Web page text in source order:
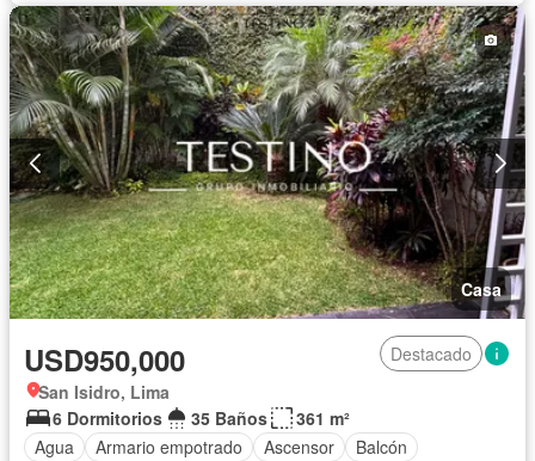
Parcialmente amoblado
Casa
USD950,000
Destacado
San Isidro, Lima
6 Dormitorios
35 Baños
361 m²
Agua
Armario empotrado Ascensor
Balcón